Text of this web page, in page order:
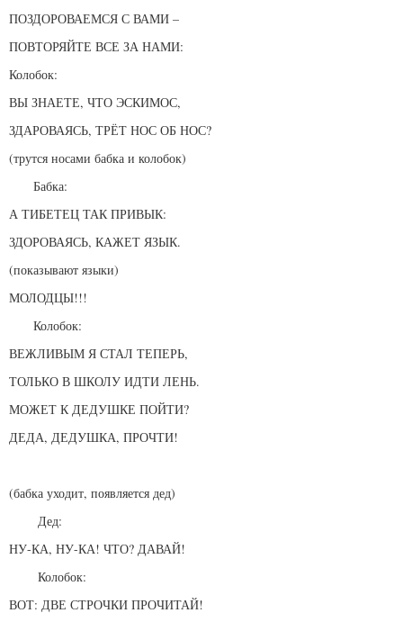
ПОЗДОРОВАЕМСЯ С ВАМИ –
ПОВТОРЯЙТЕ ВСЕ ЗА НАМИ:
Колобок:
ВЫ ЗНАЕТЕ, ЧТО ЭСКИМОС,
ЗДАРОВАЯСЬ, ТРЁТ НОС ОБ НОС?
(трутся носами бабка и колобок)
Бабка:
А ТИБЕТЕЦ ТАК ПРИВЫК:
ЗДОРОВАЯСЬ, КАЖЕТ ЯЗЫК.
(показывают языки)
МОЛОДЦЫ!!!
Колобок:
ВЕЖЛИВЫМ Я СТАЛ ТЕПЕРЬ,
ТОЛЬКО В ШКОЛУ ИДТИ ЛЕНЬ.
МОЖЕТ К ДЕДУШКЕ ПОЙТИ?
ДЕДА, ДЕДУШКА, ПРОЧТИ!
(бабка уходит, появляется дед)
Дед:
НУ-КА, НУ-КА! ЧТО? ДАВАЙ!
Колобок:
ВОТ: ДВЕ СТРОЧКИ ПРОЧИТАЙ!